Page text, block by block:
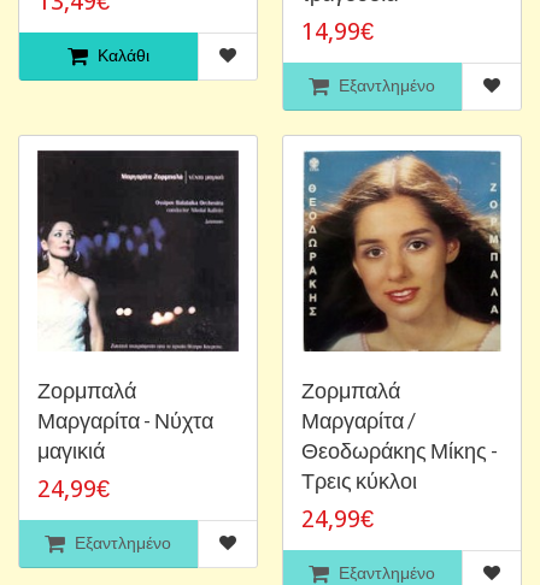
Καλάθι
14,99€
Εξαντλημένο
Ζορμπαλά
Μαργαρίτα - Νύχτα
μαγικιά
24,99€
Εξαντλημένο
Ζορμπαλά
Μαργαρίτα /
Θεοδωράκης Μίκης -
Τρεις κύκλοι
24,99€
Εξαντλημένο